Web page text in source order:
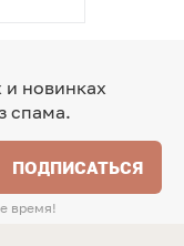
новинках
спама.
ПОДПИСАТЬСЯ
время!